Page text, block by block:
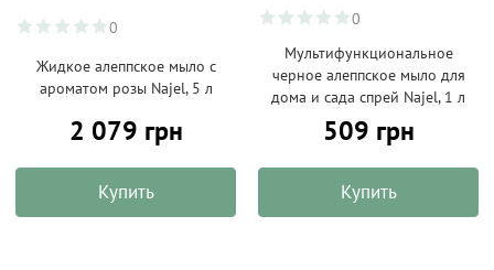
0
Жидкое алеппское мыло с
ароматом розы Najel, 5 л
2 079 грн
Купить
0
Мультифункциональное
черное алеппское мыло для
дома и сада спрей Najel, 1 л
509 грн
Купить